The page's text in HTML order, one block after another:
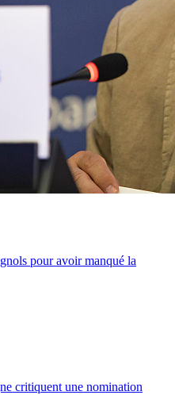
pour avoir manqué la
critiquent une nomination